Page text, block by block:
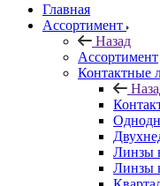
Главная
Ассортимент
Назад
Ассортимент
Контактные
Линзы
Линзы